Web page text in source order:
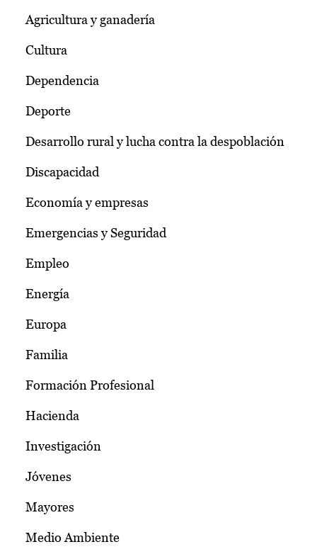
Agricultura y ganadería
Cultura
Dependencia
Deporte
Desarrollo rural y lucha contra la despoblación
Discapacidad
Economía y empresas
Emergencias y Seguridad
Empleo
Energía
Europa
Familia
Formación Profesional
Hacienda
Investigación
Jóvenes
Mayores
Medio Ambiente